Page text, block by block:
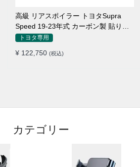
高級 リアスポイラー トヨタSupra
Speed 19-23年式 カーボン製 貼り付
け装着
トヨタ専用
¥ 122,750 (税込)
カテゴリー